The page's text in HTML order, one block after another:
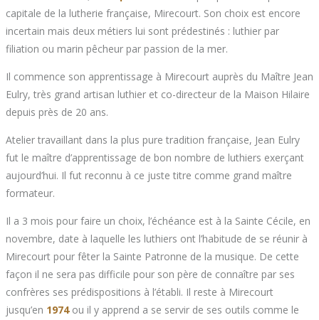
capitale de la lutherie française, Mirecourt. Son choix est encore
incertain mais deux métiers lui sont prédestinés : luthier par
filiation ou marin pêcheur par passion de la mer.
Il commence son apprentissage à Mirecourt auprès du Maître Jean
Eulry, très grand artisan luthier et co-directeur de la Maison Hilaire
depuis près de 20 ans.
Atelier travaillant dans la plus pure tradition française, Jean Eulry
fut le maître d’apprentissage de bon nombre de luthiers exerçant
aujourd’hui. Il fut reconnu à ce juste titre comme grand maître
formateur.
Il a 3 mois pour faire un choix, l’échéance est à la Sainte Cécile, en
novembre, date à laquelle les luthiers ont l’habitude de se réunir à
Mirecourt pour fêter la Sainte Patronne de la musique. De cette
façon il ne sera pas difficile pour son père de connaître par ses
confrères ses prédispositions à l’établi. Il reste à Mirecourt
jusqu’en 1974ou il y apprend a se servir de ses outils comme le